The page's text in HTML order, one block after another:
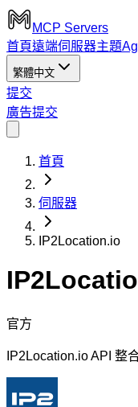
MCP Servers
首頁遠端伺服器主題
繁體中文
提交
廣告提交
首頁
伺服器
IP2Location.io
官方
IP2Location.io API 整